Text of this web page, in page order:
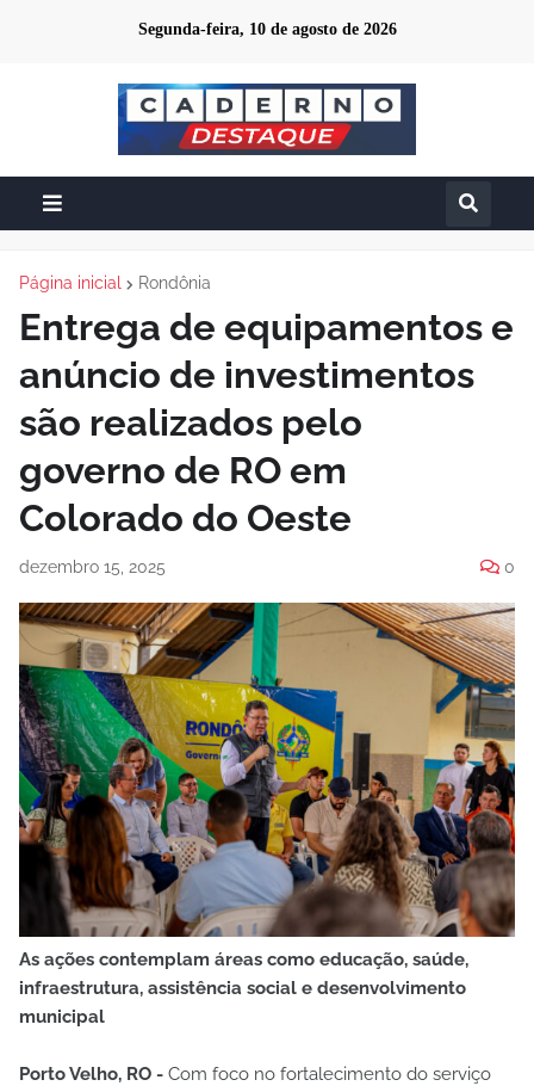
Segunda-feira, 10 de agosto de 2026
Página inicial Rondônia
Entrega de equipamentos e
anúncio de investimentos
são realizados pelo
governo de RO em
Colorado do Oeste
dezembro 15, 2025 0
As ações contemplam áreas como educação, saúde,
infraestrutura, assistência social e desenvolvimento
municipal
Porto Velho, RO - Com foco no fortalecimento do serviço